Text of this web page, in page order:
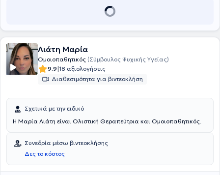
Εταιρείας Ομοιοπαθητικής Ιατρικής και του Ιατρικού Συλλόγου
Λιάτη Μαρία
Ομοιοπαθητικός (Σύμβουλος Ψυχικής Υγείας)
9.9|18 αξιολογήσεις
Διαθεσιμότητα για βιντεοκλήση
Σχετικά με την ειδικό
Η Μαρία Λιάτη είναι Ολιστική Θεραπεύτρια και Ομοιοπαθητικός.
Συνεδρία μέσω βιντεοκλήσης
Δες το κόστος